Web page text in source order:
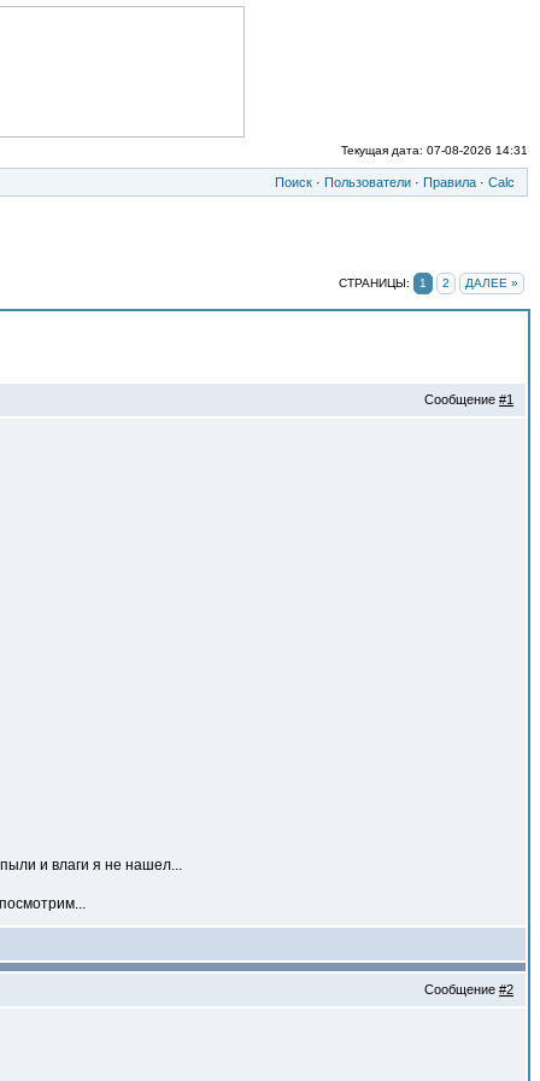
Текущая дата: 07-08-2026 14:31
Поиск · Пользователи · Правила · Calc
СТРАНИЦЫ: 1 2 ДАЛЕЕ »
Сообщение #1
и влаги я не нашел...
Сообщение #2